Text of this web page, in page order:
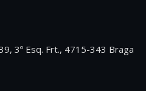
3º Esq. Frt., 4715-343 Braga